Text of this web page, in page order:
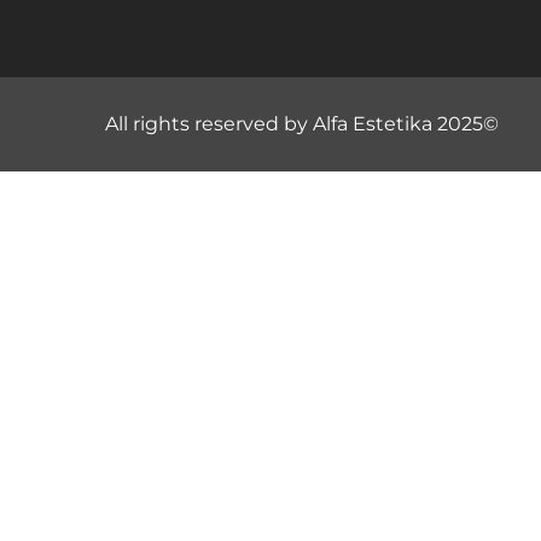
All rights reserved by Alfa Estetika 2025©